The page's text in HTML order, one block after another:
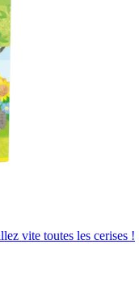
vite toutes les cerises !